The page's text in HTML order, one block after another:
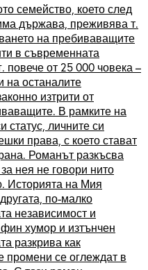
семейство, което след
държава, преживява т.
на пребиваващите
в съвременната
повече от 25 000 човека –
на останалите
изтрити от
В рамките на
статус, личните си
права, с което стават
Романът разкъсва
нея не говори нито
Историята на Мия
по-малко
независимост и
хумор и изтънчен
разкрива как
промени се оглеждат в